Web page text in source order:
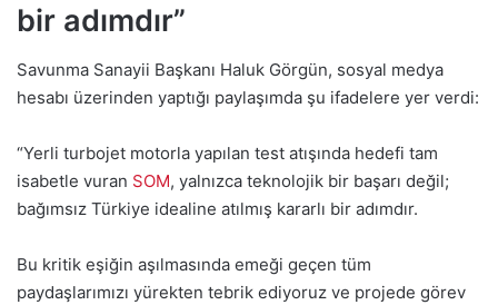
bir adımdır”
Savunma Sanayii Başkanı Haluk Görgün, sosyal medya
hesabı üzerinden yaptığı paylaşımda şu ifadelere yer verdi:
“Yerli turbojet motorla yapılan test atışında hedefi tam
isabetle vuran SOM, yalnızca teknolojik bir başarı değil;
bağımsız Türkiye idealine atılmış kararlı bir adımdır.
Bu kritik eşiğin aşılmasında emeği geçen tüm
paydaşlarımızı yürekten tebrik ediyoruz ve projede görev